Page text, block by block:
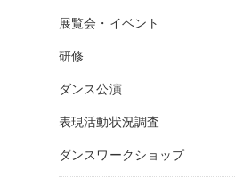
展覧会・イベント
研修
ダンス公演
表現活動状況調査
ダンスワークショップ